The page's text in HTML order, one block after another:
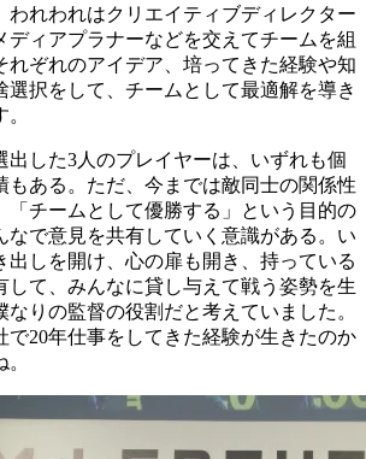
われわれはクリエイティブディレクター
ディアプラナーなどを交えてチームを組
れぞれのアイデア、培ってきた経験や知
選択をして、チームとして最適解を導き
出した3人のプレイヤーは、いずれも個
もある。ただ、今までは敵同士の関係性
「チームとして優勝する」という目的の
なで意見を共有していく意識がある。い
出しを開け、心の扉も開き、持っている
して、みんなに貸し与えて戦う姿勢を生
りの監督の役割だと考えていました。
で20年仕事をしてきた経験が生きたのか